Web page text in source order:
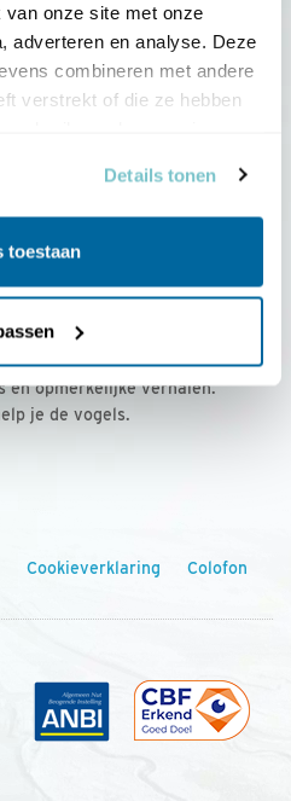
onze site met onze
adverteren en analyse. Deze
combineren met andere
verstrekt of die ze hebben
Details tonen
toestaan
voor € 36,00 per jaar
onze leden, met
opmerkelijke verhalen.
je de vogels.
Cookieverklaring Colofon